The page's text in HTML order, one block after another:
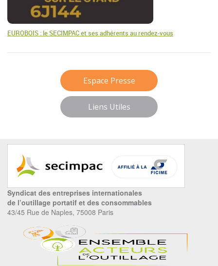
EUROBOIS : le SECIMPAC et ses adhérents au rendez-vous
Espace Presse
Liens Utiles
Syndicat des entreprises internationales
de l’outillage portatif et des consommables
43/45 Rue de Naples, 75008 Paris